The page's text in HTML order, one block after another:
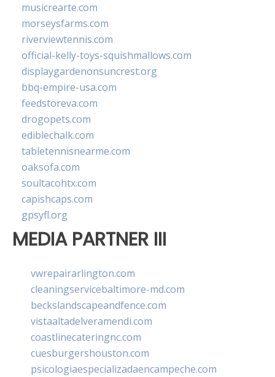
musicrearte.com
morseysfarms.com
riverviewtennis.com
official-kelly-toys-squishmallows.com
displaygardenonsuncrest.org
bbq-empire-usa.com
feedstoreva.com
drogopets.com
ediblechalk.com
tabletennisnearme.com
oaksofa.com
soultacohtx.com
capishcaps.com
gpsyfl.org
MEDIA PARTNER III
vwrepairarlington.com
cleaningservicebaltimore-md.com
beckslandscapeandfence.com
vistaaltadelveramendi.com
coastlinecateringnc.com
cuesburgershouston.com
psicologiaespecializadaencampeche.com